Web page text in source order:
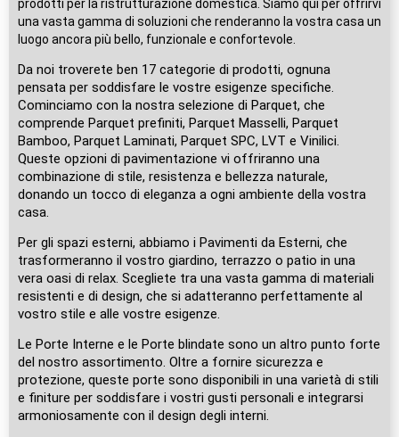
prodotti per la ristrutturazione domestica. Siamo qui per offrirvi
una vasta gamma di soluzioni che renderanno la vostra casa un
luogo ancora più bello, funzionale e confortevole.
Da noi troverete ben 17 categorie di prodotti, ognuna
pensata per soddisfare le vostre esigenze specifiche.
Cominciamo con la nostra selezione di Parquet, che
comprende Parquet prefiniti, Parquet Masselli, Parquet
Bamboo, Parquet Laminati, Parquet SPC, LVT e Vinilici.
Queste opzioni di pavimentazione vi offriranno una
combinazione di stile, resistenza e bellezza naturale,
donando un tocco di eleganza a ogni ambiente della vostra
casa.
Per gli spazi esterni, abbiamo i Pavimenti da Esterni, che
trasformeranno il vostro giardino, terrazzo o patio in una
vera oasi di relax. Scegliete tra una vasta gamma di materiali
resistenti e di design, che si adatteranno perfettamente al
vostro stile e alle vostre esigenze.
Le Porte Interne e le Porte blindate sono un altro punto forte
del nostro assortimento. Oltre a fornire sicurezza e
protezione, queste porte sono disponibili in una varietà di stili
e finiture per soddisfare i vostri gusti personali e integrarsi
armoniosamente con il design degli interni.